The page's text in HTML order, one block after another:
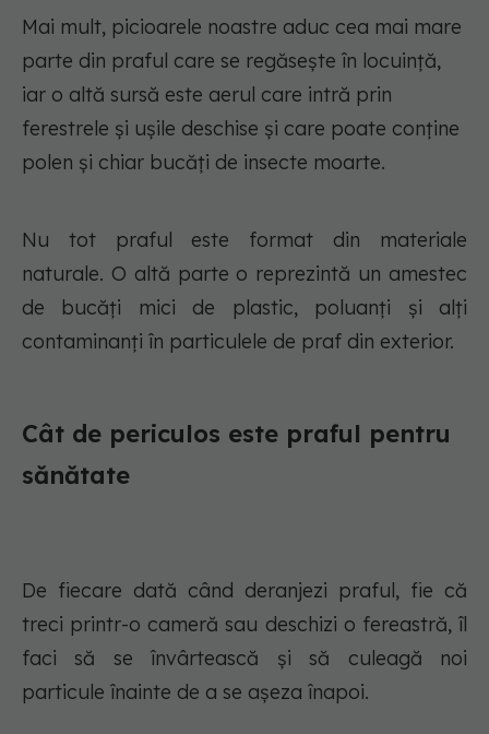
Mai mult, picioarele noastre aduc cea mai mare
parte din praful care se regăsește în locuință,
iar o altă sursă este aerul care intră prin
ferestrele și ușile deschise și care poate conține
polen și chiar bucăți de insecte moarte.
Nu tot praful este format din materiale
naturale. O altă parte o reprezintă un amestec
de bucăți mici de plastic, poluanți și alți
contaminanți în particulele de praf din exterior.
Cât de periculos este praful pentru
sănătate
De fiecare dată când deranjezi praful, fie că
treci printr-o cameră sau deschizi o fereastră, îl
faci să se învârtească și să culeagă noi
particule înainte de a se așeza înapoi.